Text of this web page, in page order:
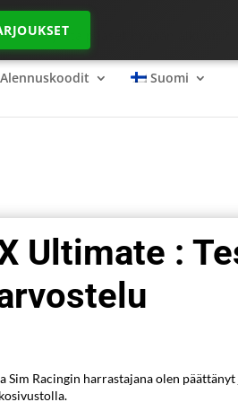
jotta pääset hyvään alkuun ?
Alennuskoodit Suomi
Ultimate :
Sim Racingin harrastajana olen päättänyt